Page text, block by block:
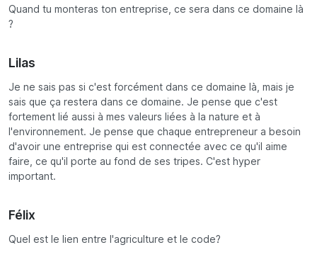
Quand tu monteras ton entreprise, ce sera dans ce domaine là
?
Lilas
Je ne sais pas si c'est forcément dans ce domaine là, mais je
sais que ça restera dans ce domaine. Je pense que c'est
fortement lié aussi à mes valeurs liées à la nature et à
l'environnement. Je pense que chaque entrepreneur a besoin
d'avoir une entreprise qui est connectée avec ce qu'il aime
faire, ce qu'il porte au fond de ses tripes. C'est hyper
important.
Félix
Quel est le lien entre l'agriculture et le code?